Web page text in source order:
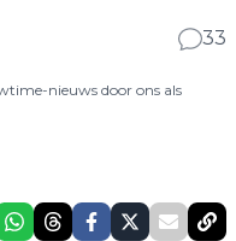
33
nieuws door ons als